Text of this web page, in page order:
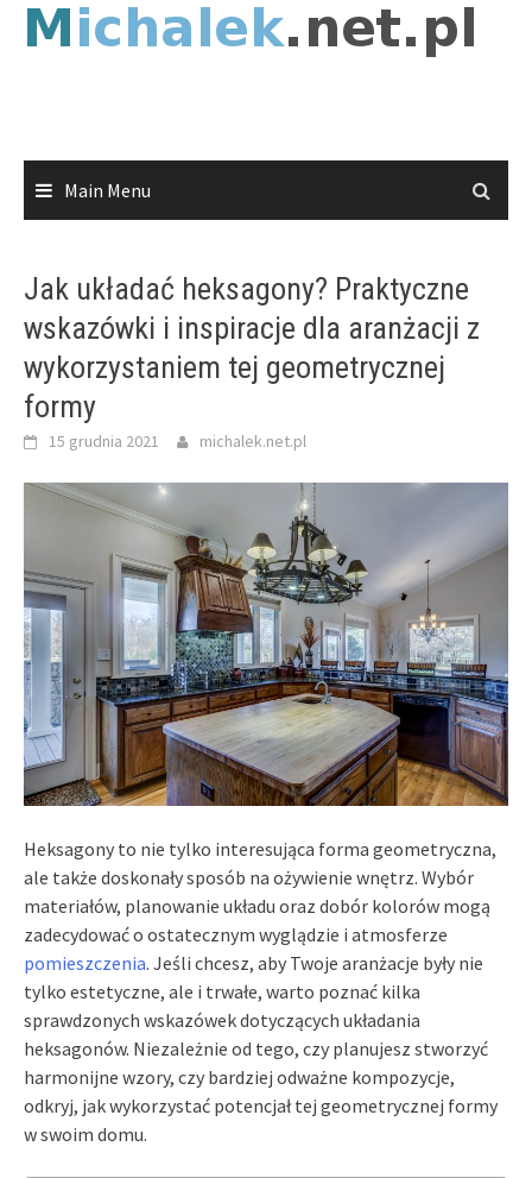
Skip
Main Menu
Jak układać heksagony? Praktyczne
wskazówki i inspiracje dla aranżacji z
wykorzystaniem tej geometrycznej
formy
15 grudnia 2021 michalek.net.pl
Heksagony to nie tylko interesująca forma geometryczna,
ale także doskonały sposób na ożywienie wnętrz. Wybór
materiałów, planowanie układu oraz dobór kolorów mogą
zadecydować o ostatecznym wyglądzie i atmosferze
pomieszczenia. Jeśli chcesz, aby Twoje aranżacje były nie
tylko estetyczne, ale i trwałe, warto poznać kilka
sprawdzonych wskazówek dotyczących układania
heksagonów. Niezależnie od tego, czy planujesz stworzyć
harmonijne wzory, czy bardziej odważne kompozycje,
odkryj, jak wykorzystać potencjał tej geometrycznej formy
w swoim domu.